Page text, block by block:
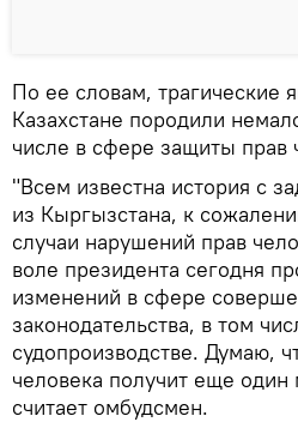
По ее словам, трагические
Казахстане породили
числе в сфере защиты прав
"Всем известна история с
из Кыргызстана, к
случаи нарушений прав
воле президента сегодня
изменений в сфере
законодательства, в том
судопроизводстве. Думаю,
человека получит еще
считает омбудсмен.